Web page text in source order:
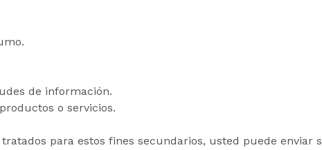
de información.
o servicios.
para estos fines secundarios, usted puede enviar